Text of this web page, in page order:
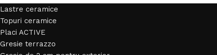
Lastre ceramice
Topuri ceramice
Placi ACTIVE
Gresie terrazzo